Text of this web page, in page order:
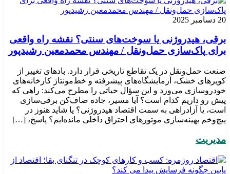
20 دسامبر 2025
برقی، هیدروژنی یا سوخت‌های سنتی؟ نقشه راه واقعی
برای پاک‌سازی حمل‌ونقل / مهندس محمدمعین رشیدپور
صنعت حمل‌ونقل در یک تقاطع تاریخی قرار دارد. بادهای تغییر از
کویرهای خشک، آزمایشگاه‌های پیشرفته و خط‌مونتاژ کارخانه‌های
خودروسازی می‌وزد و این سؤال حیاتی را مطرح می‌کند: راهی که
پیش رو داریم کدام است؟ آیا مسیر، جاده صاف‌کن برقی‌سازی
است، یا آزادراهی به سمت اقتصاد هیدروژنی؟ یا شاید هنوز در
پیچ‌وخم بهینه‌سازی موتورهای احتراق داخلی مانده‌ایم؟ پاسخ، […]
مدیریت